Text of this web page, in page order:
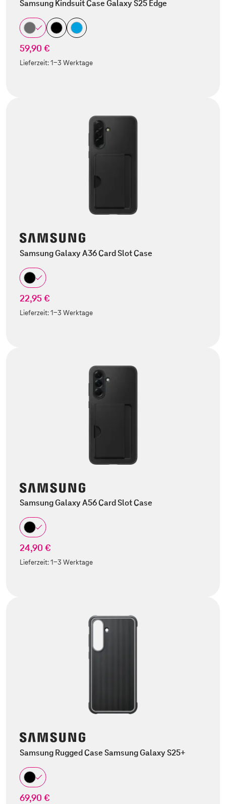
Samsung Kindsuit Case Galaxy S25 Edge
59,90 €
Lieferzeit:1-3 Werktage
Samsung Galaxy A36 Card Slot Case
22,95 €
Lieferzeit:1-3 Werktage
Samsung Galaxy A56 Card Slot Case
24,90 €
Lieferzeit:1-3 Werktage
Samsung Rugged Case Samsung Galaxy S25+
69,90 €